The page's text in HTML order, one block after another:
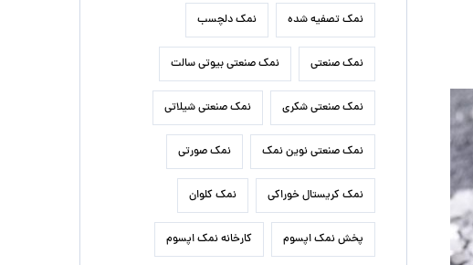
نمک تصفیه شده نمک دلچسب
نمک صنعتی نمک صنعتی بیوتی سالت
نمک صنعتی شکری نمک صنعتی شیلاتی
نمک صنعتی نوین نمک نمک صورتی
نمک کریستال خوراکی نمک کلوان
پخش نمک اپسوم کارخانه نمک اپسوم